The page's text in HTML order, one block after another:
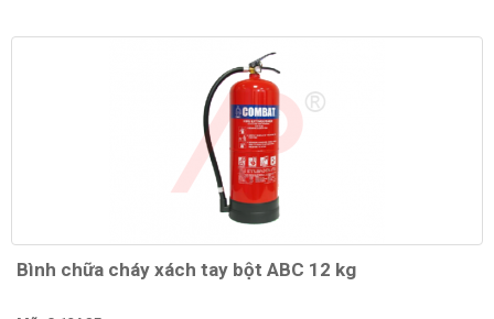
Bình chữa cháy xách tay bột ABC 12 kg